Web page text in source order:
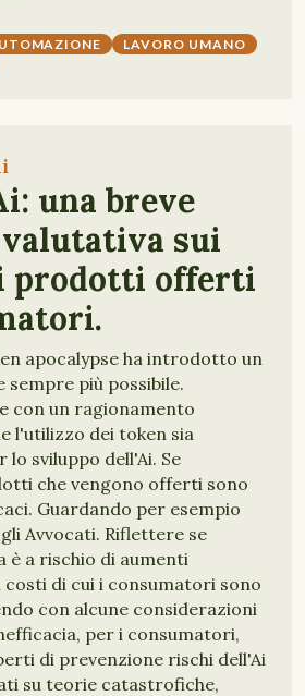
LAVORO UMANO
una breve
sui
prodotti offerti
apocalypse ha introdotto un
sempre più possibile.
con un ragionamento
l'utilizzo dei token sia
sviluppo dell'Ai. Se
che vengono offerti sono
Guardando per esempio
Avvocati. Riflettere se
è a rischio di aumenti
di cui i consumatori sono
con alcune considerazioni
per i consumatori,
di prevenzione rischi dell'Ai
su teorie catastrofiche,